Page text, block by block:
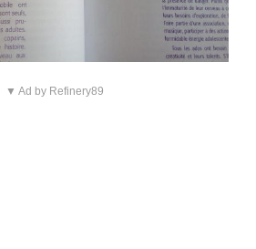
▼ Ad by Refinery89